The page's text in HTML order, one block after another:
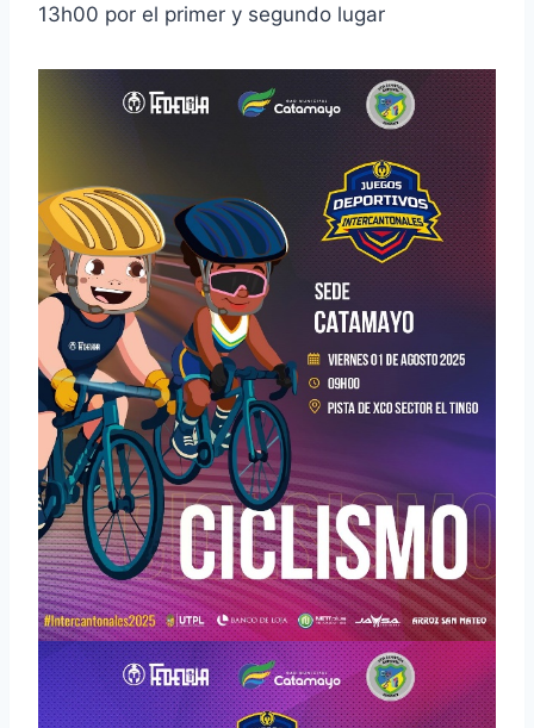
13h00 por el primer y segundo lugar